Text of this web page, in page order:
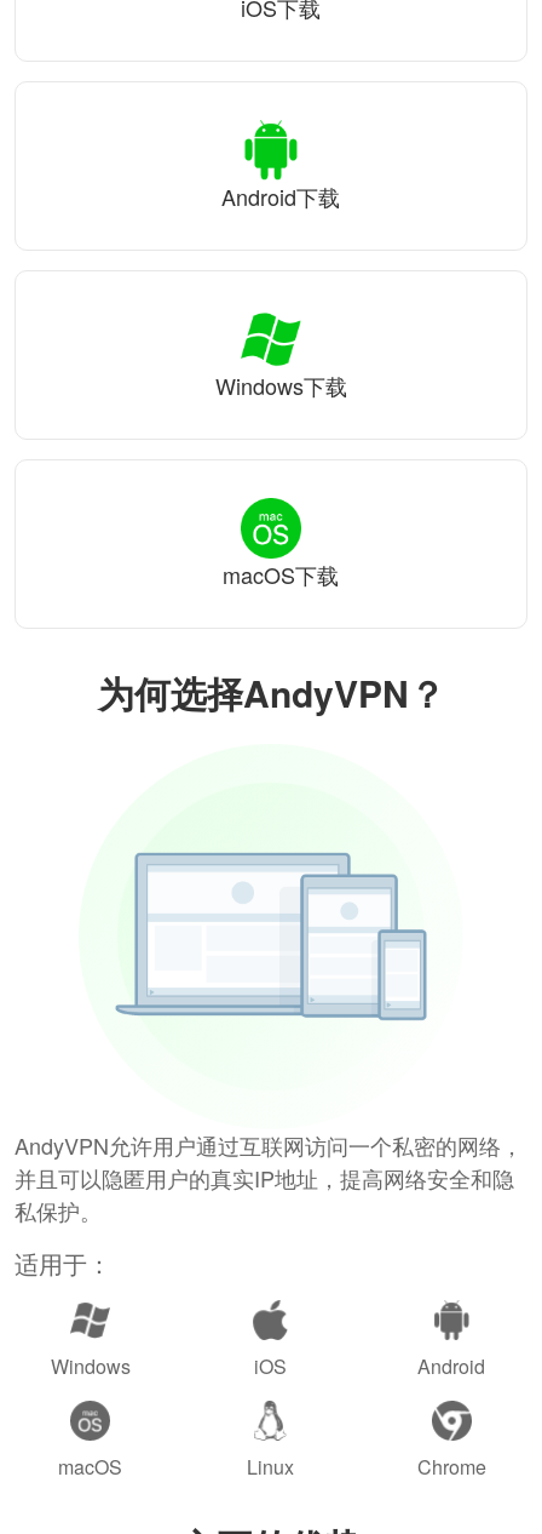
为何选择AndyVPN？
AndyVPN允许用户通过互联网访问一个私密的网络，
并且可以隐匿用户的真实IP地址，提高网络安全和隐
私保护。
适用于：
Windows iOS Android
macOS Linux Chrome
iOS下载
Android下载
Windows下载
macOS下载